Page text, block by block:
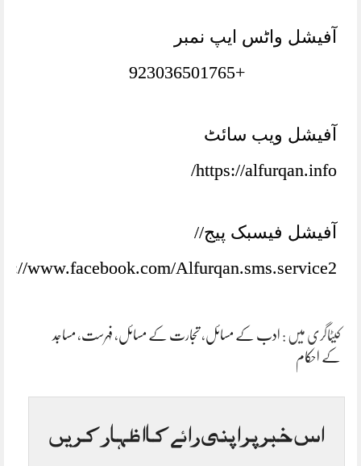
آفیشل واٹس ایپ نمبر
+923036501765
آفیشل ویب سائٹ
https://alfurqan.info/
آفیشل فیسبک پیج//
www.facebook.com/Alfurqan.sms.service2/
کیٹاگری میں : ادب کے مسائل، تجارت کے مسائل، فہرست، مساجد
کے احکام
اس خبر پر اپنی رائے کا اظہار کریں